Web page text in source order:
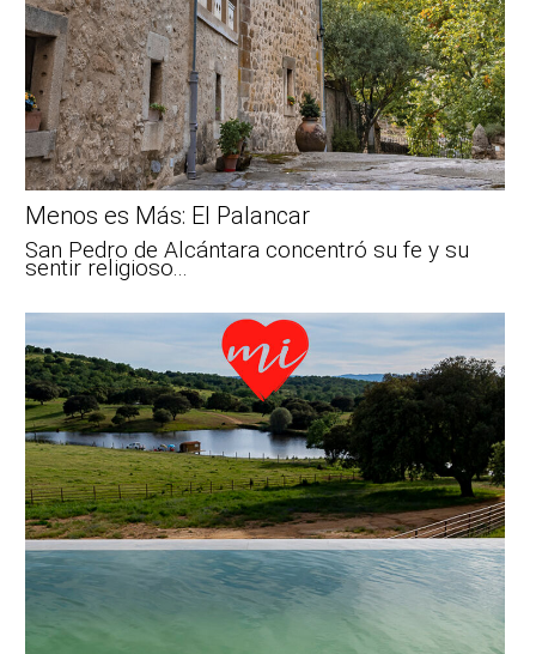
Menos es Más: El Palancar
San Pedro de Alcántara concentró su fe y su
sentir religioso...